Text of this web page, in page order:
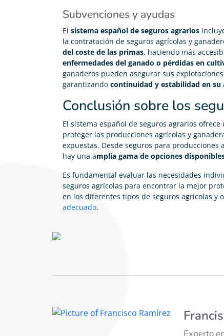
Subvenciones y ayudas
El sistema español de seguros agrarios
la contratación de seguros agrícolas y
del coste de las primas, haciendo más
enfermedades del ganado o pérdidas en
ganaderos pueden asegurar sus
garantizando continuidad y estabilidad en su
Conclusión sobre los
El sistema español de seguros agrarios ofrece
proteger las producciones agrícolas y
expuestas. Desde seguros para
hay una amplia gama de opciones
Es fundamental evaluar las necesidades
seguros agrícolas para encontrar la mejor
en los diferentes tipos de seguros agrícolas y
adecuado.
Experto